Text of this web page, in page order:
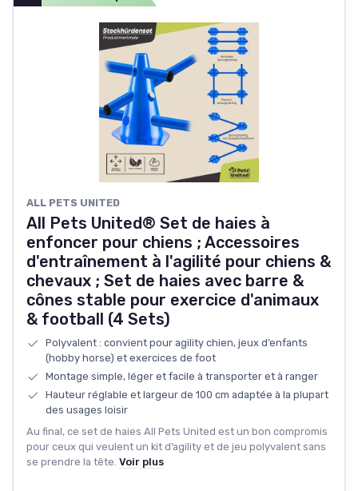
ALL PETS UNITED
All Pets United® Set de haies à
enfoncer pour chiens ; Accessoires
d'entraînement à l'agilité pour chiens &
chevaux ; Set de haies avec barre &
cônes stable pour exercice d'animaux
& football (4 Sets)
Polyvalent : convient pour agility chien, jeux d’enfants
(hobby horse) et exercices de foot
Montage simple, léger et facile à transporter et à ranger
Hauteur réglable et largeur de 100 cm adaptée à la plupart
des usages loisir
Au final, ce set de haies All Pets United est un bon compromis
pour ceux qui veulent un kit d’agility et de jeu polyvalent sans
se prendre la tête. Voir plus